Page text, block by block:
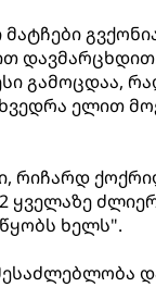
დავმარცხდით.
გამოცდაა,
ელით
რიჩარდ
ყველაზე
ხელს".